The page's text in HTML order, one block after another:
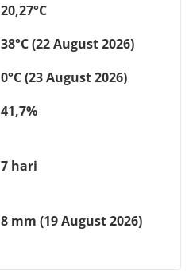
20,27°C
38°C (22 August 2026)
0°C (23 August 2026)
41,7%
7 hari
8 mm (19 August 2026)